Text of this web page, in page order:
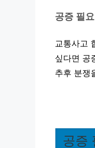
공증 필
교통사고
싶다면 공
추후 분쟁
공증